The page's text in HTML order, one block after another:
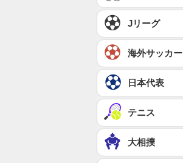
Jリーグ
海外サッカー
日本代表
テニス
大相撲